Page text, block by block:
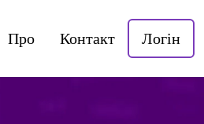
Про Контакт Логін